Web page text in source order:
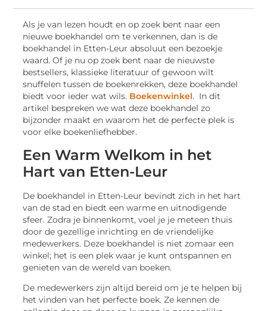
Als je van lezen houdt en op zoek bent naar een
nieuwe boekhandel om te verkennen, dan is de
boekhandel in Etten-Leur absoluut een bezoekje
waard. Of je nu op zoek bent naar de nieuwste
bestsellers, klassieke literatuur of gewoon wilt
snuffelen tussen de boekenrekken, deze boekhandel
biedt voor ieder wat wils. Boekenwinkel. In dit
artikel bespreken we wat deze boekhandel zo
bijzonder maakt en waarom het de perfecte plek is
voor elke boekenliefhebber.
Een Warm Welkom in het
Hart van Etten-Leur
De boekhandel in Etten-Leur bevindt zich in het hart
van de stad en biedt een warme en uitnodigende
sfeer. Zodra je binnenkomt, voel je je meteen thuis
door de gezellige inrichting en de vriendelijke
medewerkers. Deze boekhandel is niet zomaar een
winkel; het is een plek waar je kunt ontspannen en
genieten van de wereld van boeken.
De medewerkers zijn altijd bereid om je te helpen bij
het vinden van het perfecte boek. Ze kennen de